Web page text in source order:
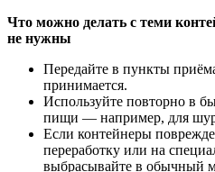
Что можно делать с теми
не нужны
Передайте в пункты
принимается.
Используйте повторно в
пищи — например, для
Если контейнеры
переработку или на
выбрасывайте в обычный